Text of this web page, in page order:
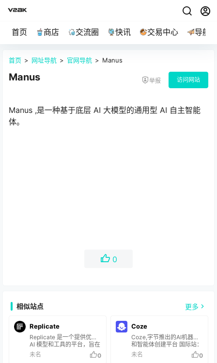
首页 商店 交流圈 快讯 交易中心 导航
首页 > 网址导航 > 官网导航 > Manus
Manus 举报 访问网站
Manus ,是一种基于底层 AI 大模型的通用型 AI 自主智能
体。
0
相似站点 更多
Replicate
Replicate 是一个提供优秀
AI 模型和工具的平台，旨在
帮助用户实现各种人工智能
任务。该平台汇集了来自各
未名 0
Coze
Coze,字节推出的AI机器人
和智能体创建平台 国际站：
https://www.coze.com/ 国
内站：
未名 0